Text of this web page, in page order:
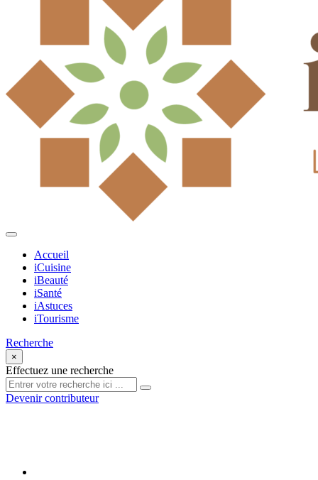
Accueil
iCuisine
iBeauté
iSanté
iAstuces
iTourisme
Recherche
×
Effectuez une recherche
Devenir contributeur